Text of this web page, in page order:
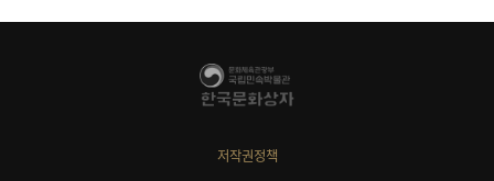
저작권정책